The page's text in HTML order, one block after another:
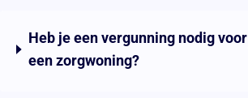
Heb je een vergunning nodig voor
een zorgwoning?